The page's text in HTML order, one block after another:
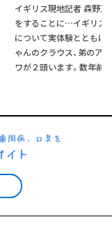
イギリス現地記者 森野
をすることに…イギリス
について実体験とともに
ゃんのクラウス、弟のア
ワが２頭います。数年